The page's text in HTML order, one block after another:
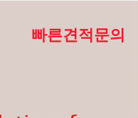
빠른견적문의